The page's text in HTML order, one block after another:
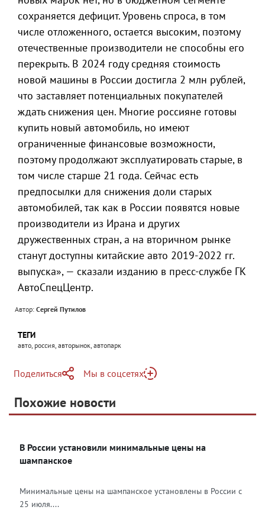
сохраняется дефицит. Уровень спроса, в том
числе отложенного, остается высоким, поэтому
отечественные производители не способны его
перекрыть. В 2024 году средняя стоимость
новой машины в России достигла 2 млн рублей,
что заставляет потенциальных покупателей
ждать снижения цен. Многие россияне готовы
купить новый автомобиль, но имеют
ограниченные финансовые возможности,
поэтому продолжают эксплуатировать старые, в
том числе старше 21 года. Сейчас есть
предпосылки для снижения доли старых
автомобилей, так как в России появятся новые
производители из Ирана и других
дружественных стран, а на вторичном рынке
станут доступны китайские авто 2019-2022 гг.
выпуска», — сказали изданию в пресс-службе ГК
АвтоСпецЦентр.
Автор: Сергей Путилов
ТЕГИ
авто, россия, авторынок, автопарк
Поделиться
Telegram
Одноклассники
Мы в соцсетях
Яндекс Дзен
Похожие новости
В России установили минимальные цены на
шампанское
Минимальные цены на шампанское установлены в России с
25 июля....